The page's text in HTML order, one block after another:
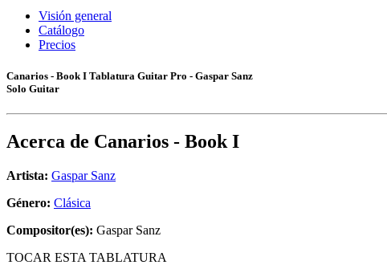
Visión general
Catálogo
Precios
Canarios - Book I Tablatura Guitar Pro - Gaspar Sanz
Solo Guitar
Acerca de Canarios - Book I
Artista: Gaspar Sanz
Género: Clásica
Compositor(es): Gaspar Sanz
TOCAR ESTA TABLATURA